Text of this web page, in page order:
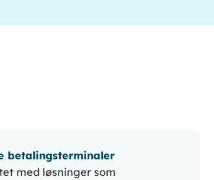
betalingsterminaler
med løsninger som